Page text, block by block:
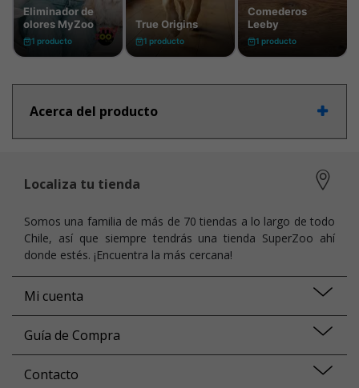
Acerca del producto
Localiza tu tienda
Somos una familia de más de 70 tiendas a lo largo de todo
Chile, así que siempre tendrás una tienda SuperZoo ahí
donde estés. ¡Encuentra la más cercana!
Mi cuenta
Guía de Compra
Contacto